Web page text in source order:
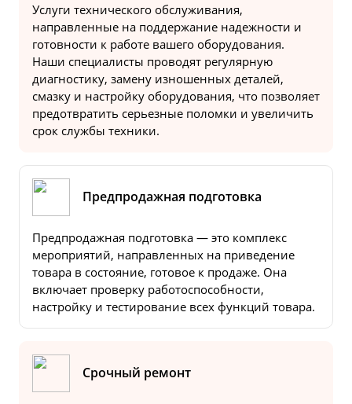
Услуги технического обслуживания,
направленные на поддержание надежности и
готовности к работе вашего оборудования.
Наши специалисты проводят регулярную
диагностику, замену изношенных деталей,
смазку и настройку оборудования, что позволяет
предотвратить серьезные поломки и увеличить
срок службы техники.
Предпродажная подготовка
Предпродажная подготовка — это комплекс
мероприятий, направленных на приведение
товара в состояние, готовое к продаже. Она
включает проверку работоспособности,
настройку и тестирование всех функций товара.
Срочный ремонт